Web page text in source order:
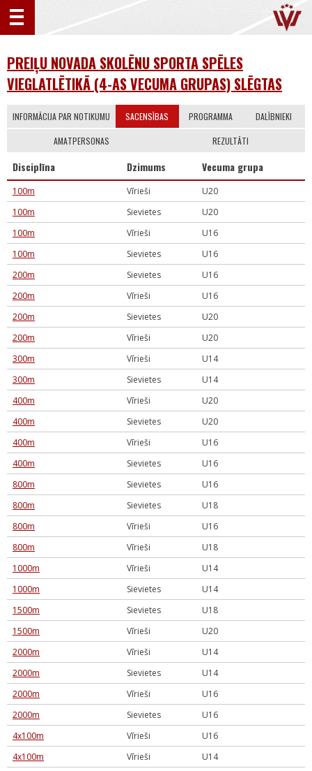
PREIĻU NOVADA SKOLĒNU SPORTA SPĒLES
VIEGLATLĒTIKĀ (4-AS VECUMA GRUPAS) SLĒGTAS
INFORMĀCIJA PAR NOTIKUMU SACENSĪBAS PROGRAMMA DALĪBNIEKI
AMATPERSONAS REZULTĀTI
Disciplīna Dzimums Vecuma grupa
100m Vīrieši
U20
100m
Sievietes
U20
100m
Vīrieši
U16
100m
Sievietes
U16
200m
Sievietes
U16
200m
Vīrieši
U16
200m
Sievietes
U20
200m
Vīrieši
U20
300m
Vīrieši
U14
300m
Sievietes
U14
400m
Vīrieši
U20
400m
Sievietes
U20
400m
Vīrieši
U16
400m
Sievietes
U16
800m
Sievietes
U16
800m
Sievietes
U18
800m
Vīrieši
U16
800m
Vīrieši
U18
1000m
Vīrieši
U14
1000m
Sievietes
U14
1500m
Sievietes
U18
1500m
Vīrieši
U20
2000m
Vīrieši
U14
2000m
Sievietes
U14
2000m
Vīrieši
U16
2000m
Sievietes
U16
4x100m
Vīrieši
U16
4x100m
Vīrieši
U14